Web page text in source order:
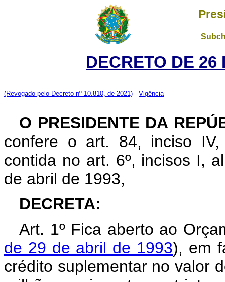
DECRETO DE 26
(Revogado pelo Decreto nº 10.810, de 2021) Vigência
O PRESIDENTE DA
confere o art. 84, inciso
contida no art. 6º, incisos I,
de abril de 1993,
DECRETA:
Art. 1º Fica aberto ao
de 29 de abril de 1993), em
crédito suplementar no valor